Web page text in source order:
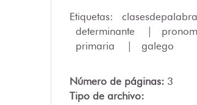
Etiquetas:
determinante
primaria
galego
Número de páginas: 3
Tipo de archivo: